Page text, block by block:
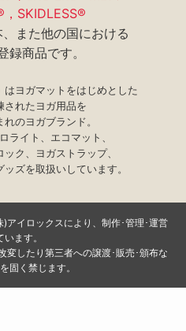
，SKIDLESS®
また他の国における
録商品です。
ヨガマットをはじめとした
されたヨガ用品を
のヨガブランド。
ライト、エコマット、
ク、ヨガストラップ、
ズを取扱いしています。
アイロックスにより、制作･管理･運営
います。
変したり第三者への譲渡･販売･頒布な
固く禁じます。